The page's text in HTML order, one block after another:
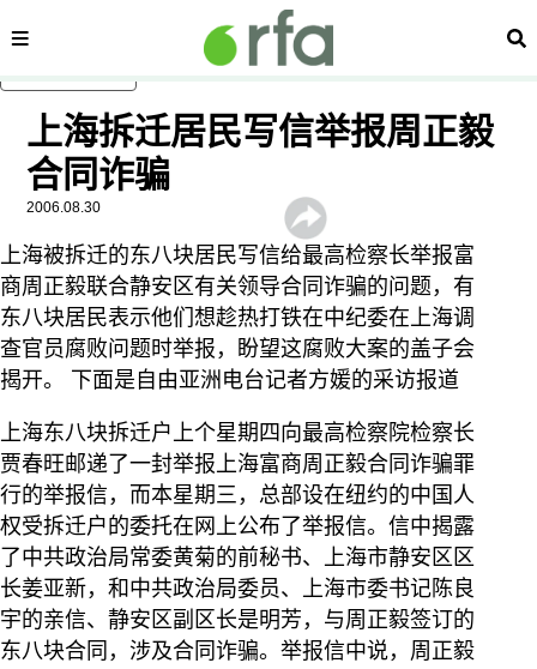
内容分类 搜
上海拆迁居民写信举报周正毅
合同诈骗
2006.08.30
上海被拆迁的东八块居民写信给最高检察长举报富
商周正毅联合静安区有关领导合同诈骗的问题，有
东八块居民表示他们想趁热打铁在中纪委在上海调
查官员腐败问题时举报，盼望这腐败大案的盖子会
揭开。 下面是自由亚洲电台记者方媛的采访报道
上海东八块拆迁户上个星期四向最高检察院检察长
贾春旺邮递了一封举报上海富商周正毅合同诈骗罪
行的举报信，而本星期三，总部设在纽约的中国人
权受拆迁户的委托在网上公布了举报信。信中揭露
了中共政治局常委黄菊的前秘书、上海市静安区区
长姜亚新，和中共政治局委员、上海市委书记陈良
宇的亲信、静安区副区长是明芳，与周正毅签订的
东八块合同，涉及合同诈骗。举报信中说，周正毅